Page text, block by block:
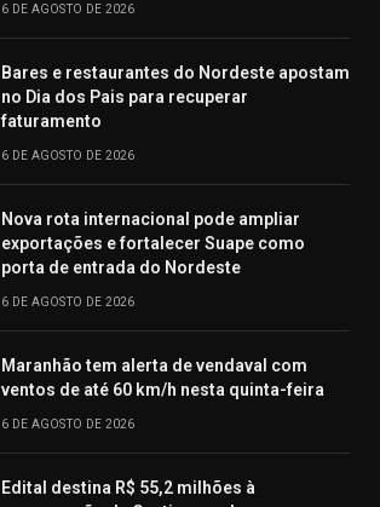
6 DE AGOSTO DE 2026
Bares e restaurantes do Nordeste apostam
no Dia dos Pais para recuperar
faturamento
6 DE AGOSTO DE 2026
Nova rota internacional pode ampliar
exportações e fortalecer Suape como
porta de entrada do Nordeste
6 DE AGOSTO DE 2026
Maranhão tem alerta de vendaval com
ventos de até 60 km/h nesta quinta-feira
6 DE AGOSTO DE 2026
Edital destina R$ 55,2 milhões à